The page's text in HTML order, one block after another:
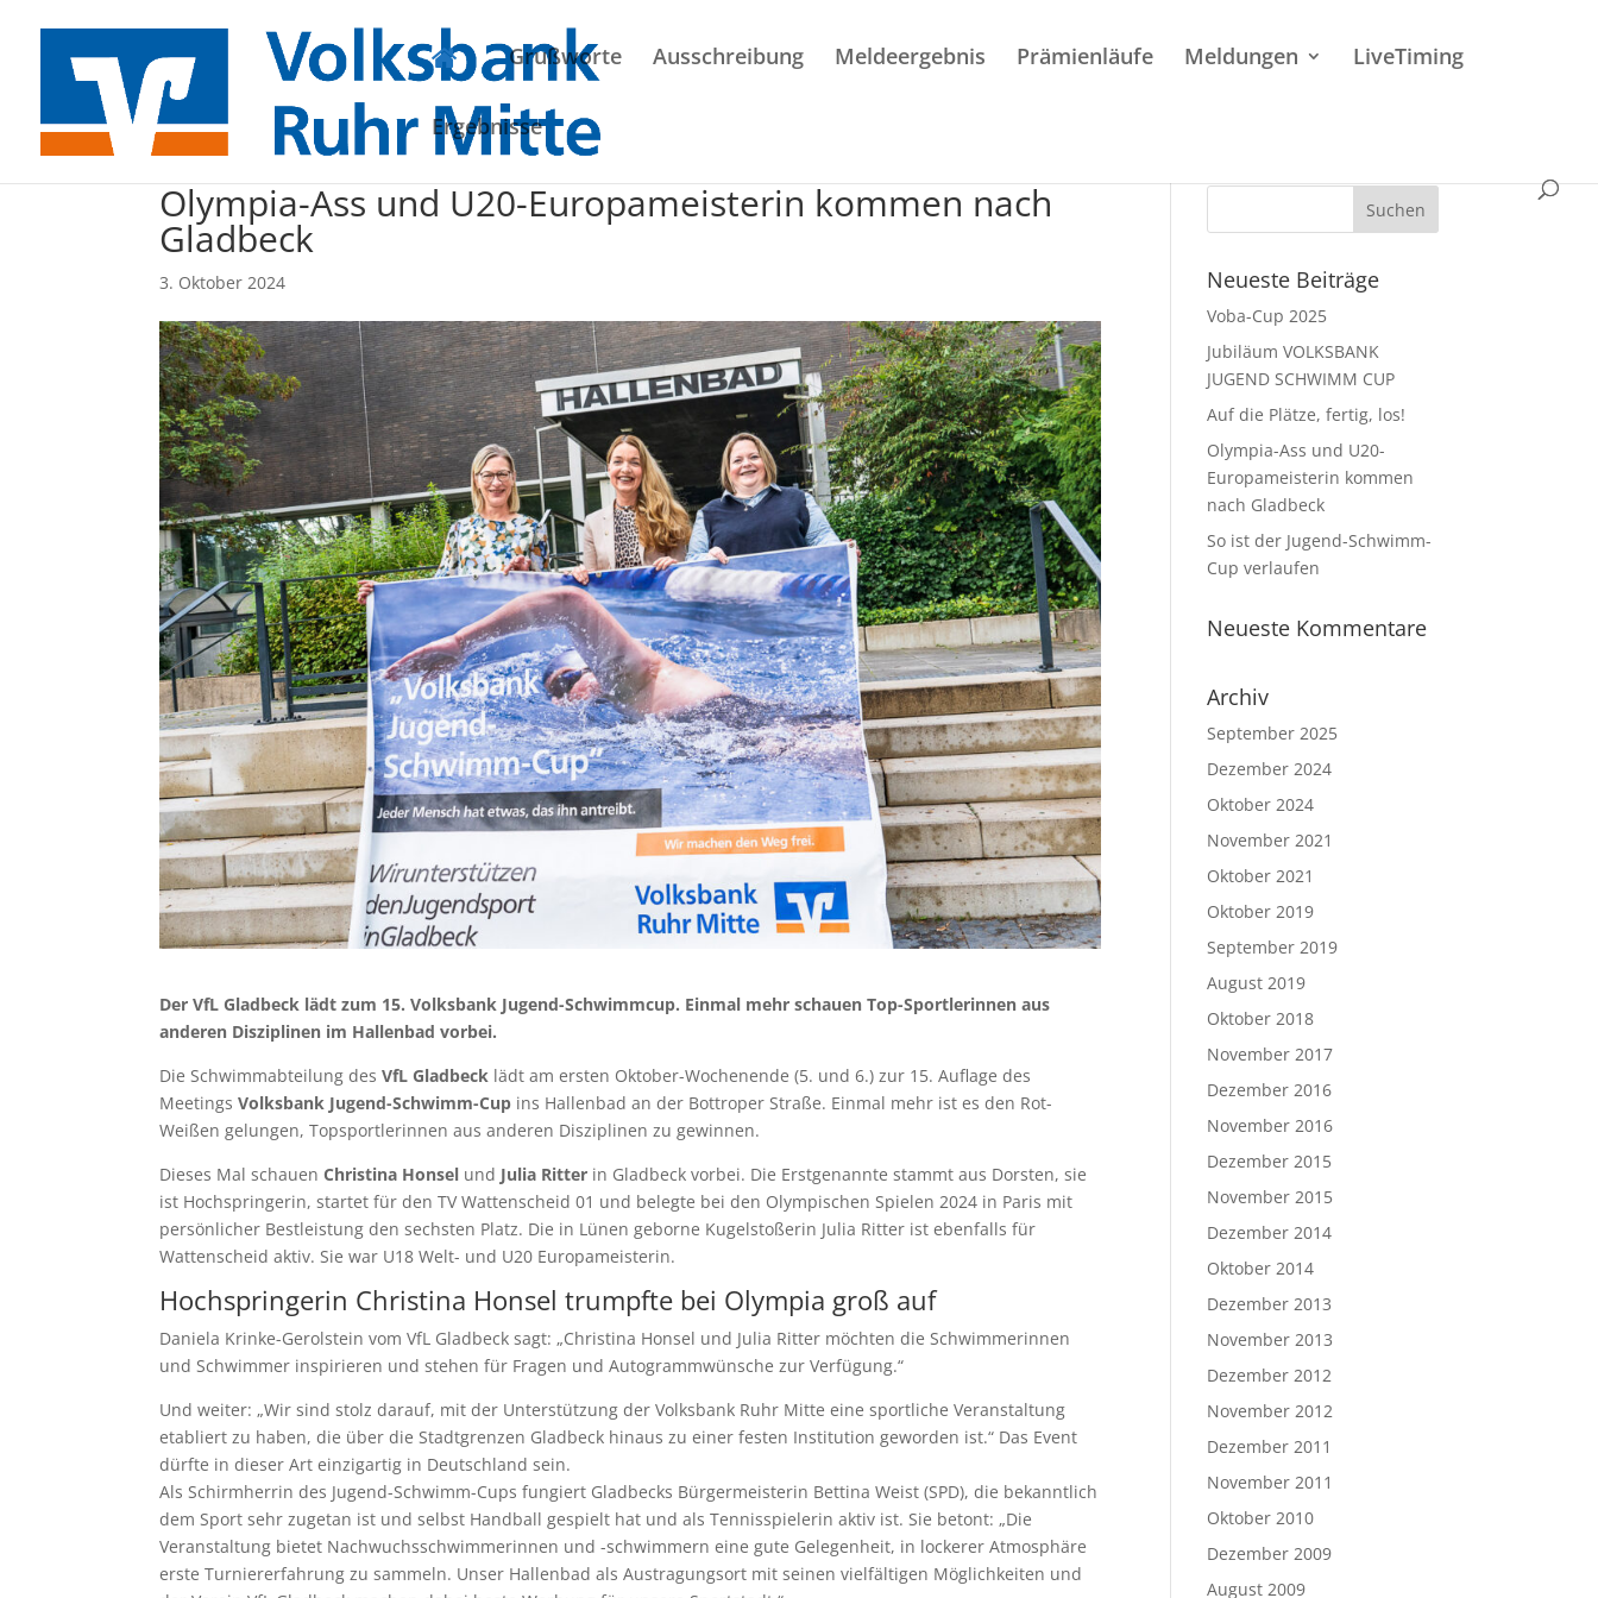
Grußworte Ausschreibung Meldeergebnis Prämienläufe Meldungen LiveTiming
Ergebnisse
Olympia-Ass und U20-Europameisterin kommen nach
Gladbeck
3. Oktober 2024
Der VfL Gladbeck lädt zum 15. Volksbank Jugend-Schwimmcup. Einmal mehr schauen Top-Sportlerinnen aus
anderen Disziplinen im Hallenbad vorbei.
Die Schwimmabteilung desVfL Gladbeck lädt am ersten Oktober-Wochenende (5. und 6.) zur 15. Auflage des
MeetingsVolksbank Jugend-Schwimm-Cup ins Hallenbad an der Bottroper Straße. Einmal mehr ist es den Rot-
Weißen gelungen, Topsportlerinnen aus anderen Disziplinen zu gewinnen.
Dieses Mal schauenChristina Honsel und Julia Ritter in Gladbeck vorbei. Die Erstgenannte stammt aus Dorsten, sie
ist Hochspringerin, startet für den TV Wattenscheid 01 und belegte bei den Olympischen Spielen 2024 in Paris mit
persönlicher Bestleistung den sechsten Platz. Die in Lünen geborne Kugelstoßerin Julia Ritter ist ebenfalls für
Wattenscheid aktiv. Sie war U18 Welt- und U20 Europameisterin.
Hochspringerin Christina Honsel trumpfte bei Olympia groß auf
Daniela Krinke-Gerolstein vom VfL Gladbeck sagt: „Christina Honsel und Julia Ritter möchten die Schwimmerinnen
und Schwimmer inspirieren und stehen für Fragen und Autogrammwünsche zur Verfügung.“
Und weiter: „Wir sind stolz darauf, mit der Unterstützung der Volksbank Ruhr Mitte eine sportliche Veranstaltung
etabliert zu haben, die über die Stadtgrenzen Gladbeck hinaus zu einer festen Institution geworden ist.“ Das Event
dürfte in dieser Art einzigartig in Deutschland sein.
Als Schirmherrin des Jugend-Schwimm-Cups fungiert Gladbecks Bürgermeisterin Bettina Weist (SPD), die bekanntlich
dem Sport sehr zugetan ist und selbst Handball gespielt hat und als Tennisspielerin aktiv ist. Sie betont: „Die
Veranstaltung bietet Nachwuchsschwimmerinnen und -schwimmern eine gute Gelegenheit, in lockerer Atmosphäre
erste Turniererfahrung zu sammeln. Unser Hallenbad als Austragungsort mit seinen vielfältigen Möglichkeiten und
Neueste Beiträge
Voba-Cup 2025
Jubiläum VOLKSBANK
JUGEND SCHWIMM CUP
Auf die Plätze, fertig, los!
Olympia-Ass und U20-
Europameisterin kommen
nach Gladbeck
So ist der Jugend-Schwimm-
Cup verlaufen
Neueste Kommentare
Archiv
September 2025
Dezember 2024
Oktober 2024
November 2021
Oktober 2021
Oktober 2019
September 2019
August 2019
Oktober 2018
November 2017
Dezember 2016
November 2016
Dezember 2015
November 2015
Dezember 2014
Oktober 2014
Dezember 2013
November 2013
Dezember 2012
November 2012
Dezember 2011
November 2011
Oktober 2010
Dezember 2009
August 2009